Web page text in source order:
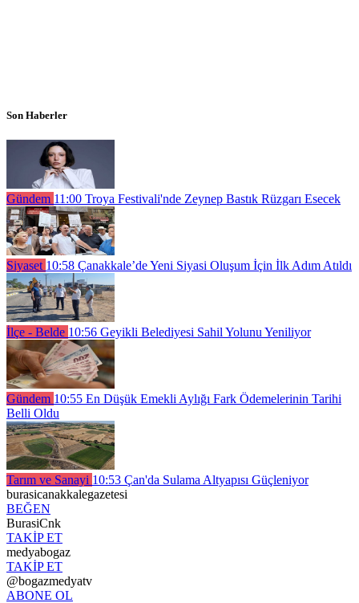
Son Haberler
Gündem 11:00 Troya Festivali'nde Zeynep Bastık Rüzgarı Esecek
Siyaset 10:58 Çanakkale’de Yeni Siyasi Oluşum İçin İlk Adım Atıldı
İlçe - Belde 10:56 Geyikli Belediyesi Sahil Yolunu Yeniliyor
Gündem 10:55 En Düşük Emekli Aylığı Fark Ödemelerinin Tarihi
Belli Oldu
Tarım ve Sanayi 10:53 Çan'da Sulama Altyapısı Güçleniyor
burasicanakkalegazetesi
BEĞEN
BurasiCnk
TAKİP ET
medyabogaz
TAKİP ET
@bogazmedyatv
ABONE OL